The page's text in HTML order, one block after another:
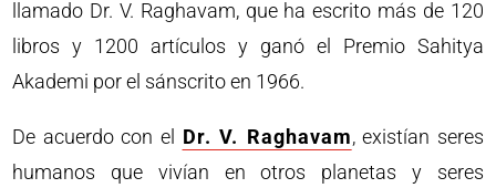
llamado Dr. V. Raghavam, que ha escrito más de 120
libros y 1200 artículos y ganó el Premio Sahitya
Akademi por el sánscrito en 1966.
De acuerdo con el Dr. V. Raghavam, existían seres
humanos que vivían en otros planetas y seres